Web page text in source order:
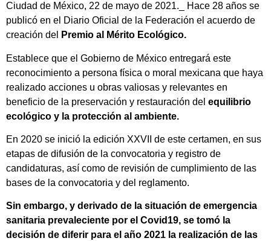
Ciudad de México, 22 de mayo de 2021._ Hace 28 años se
publicó en el Diario Oficial de la Federación el acuerdo de
creación del
Premio al Mérito Ecológico.
Establece que el Gobierno de México entregará este
reconocimiento a persona física o moral mexicana que haya
realizado acciones u obras valiosas y relevantes en
beneficio de la preservación y restauración del equilibrio
ecológico y la protección al ambiente.
En 2020 se inició la edición XXVII de este certamen, en sus
etapas de difusión de la convocatoria y registro de
candidaturas, así como de revisión de cumplimiento de las
bases de la convocatoria y del reglamento.
Sin embargo, y derivado de la situación de emergencia
sanitaria prevaleciente por el Covid19, se tomó la
decisión de diferir para el año 2021 la realización de las